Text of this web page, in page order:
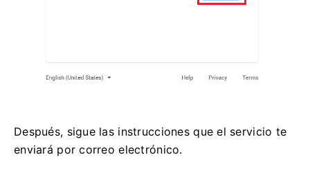
Después, sigue las instrucciones que el servicio te
enviará por correo electrónico.